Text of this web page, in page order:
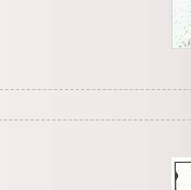
126 | Добавил: TiRaN